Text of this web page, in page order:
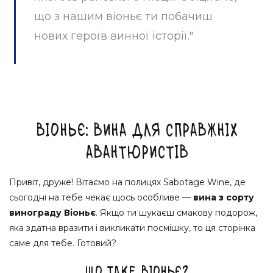
що з нашим віоньє ти побачиш
нових героїв винної історії."
Віоньє: Вина для справжніх
авантюристів
Привіт, друже! Вітаємо на полицях Sabotage Wine, де
сьогодні на тебе чекає щось особливе — вина з сорту
винограду Віоньє. Якщо ти шукаєш смакову подорож,
яка здатна вразити і викликати посмішку, то ця сторінка
саме для тебе. Готовий?